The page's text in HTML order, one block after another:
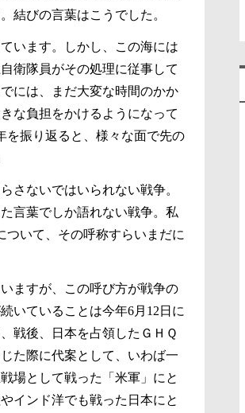
結びの言葉はこうでした。
います。しかし、この海には
衛隊員がその処理に従事して
には、まだ大変な時間のかか
な負担をかけるようになって
を振り返ると、様々な面で先の
さないではいられない戦争。
言葉でしか語れない戦争。私
ついて、その呼称すらいまだに
ますが、この呼び方が戦争の
いていることは今年6月12日に
戦後、日本を占領したＧＨＱ
た際に代案として、いわば一
場として戦った「米軍」にと
インド洋でも戦った日本にと